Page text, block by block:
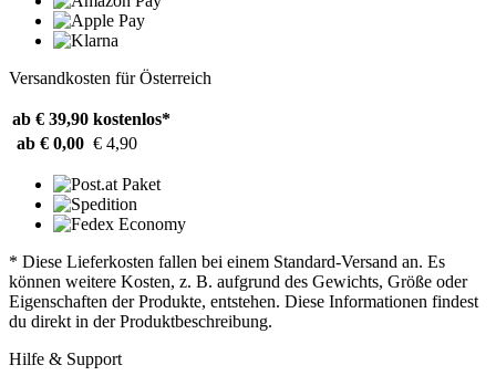
Versandkosten für Österreich
ab € 39,90 kostenlos*
ab € 0,00 € 4,90
* Diese Lieferkosten fallen bei einem Standard-Versand an. Es
können weitere Kosten, z. B. aufgrund des Gewichts, Größe oder
Eigenschaften der Produkte, entstehen. Diese Informationen findest
du direkt in der Produktbeschreibung.
Hilfe & Support